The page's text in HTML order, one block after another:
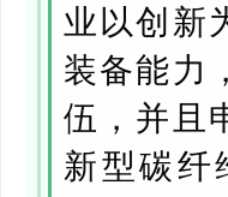
业以创新
装备能力
伍，并且
新型碳纤